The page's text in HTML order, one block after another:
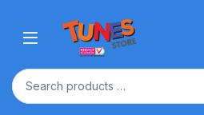
Open